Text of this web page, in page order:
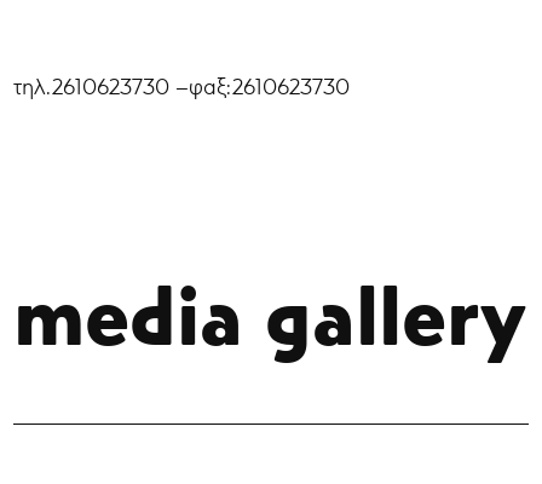
τηλ.2610623730 –φαξ:2610623730
media gallery